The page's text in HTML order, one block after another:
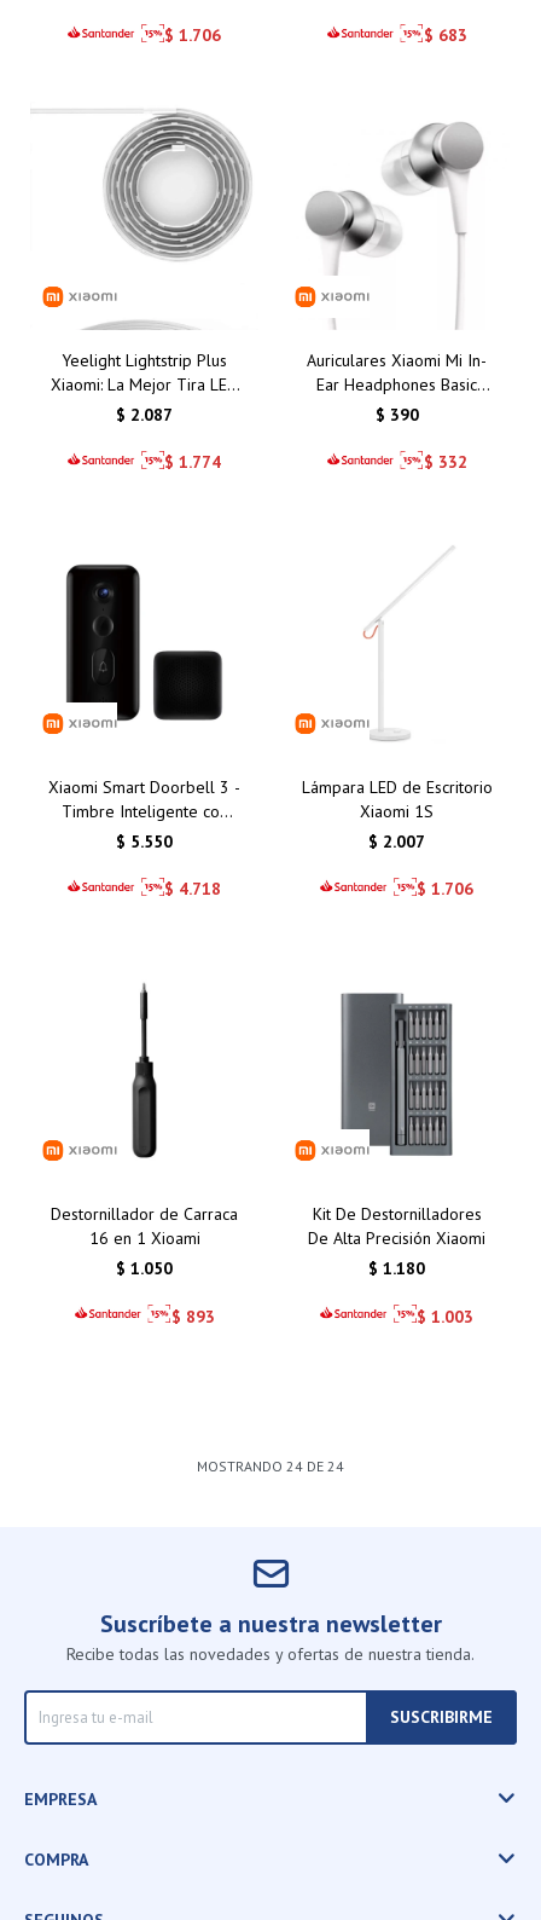
$ 1.706
Inteligente en Uruguay
$ 683
Yeelight Lightstrip Plus
Xiaomi: La Mejor Tira LED
Inteligente con Control de
Uruguay
$ 2.087
$ 1.774
Auriculares Xiaomi Mi In-
Ear Headphones Basic
Silver/Plata: Calidad de
Inigualable
$ 390
$ 332
Xiaomi Smart Doorbell 3 -
Timbre Inteligente con
Cámara HD, Visión
Wi-Fi
$ 5.550
$ 4.718
Lámpara LED de Escritorio
Xiaomi 1S
$ 2.007
$ 1.706
Destornillador de Carraca
16 en 1 Xioami
$ 1.050
$ 893
Kit De Destornilladores
De Alta Precisión Xiaomi
$ 1.180
$ 1.003
MOSTRANDO 24 DE 24
Suscríbete a nuestra newsletter
Recibe todas las novedades y ofertas de nuestra tienda.
SUSCRIBIRME
EMPRESA
COMPRA